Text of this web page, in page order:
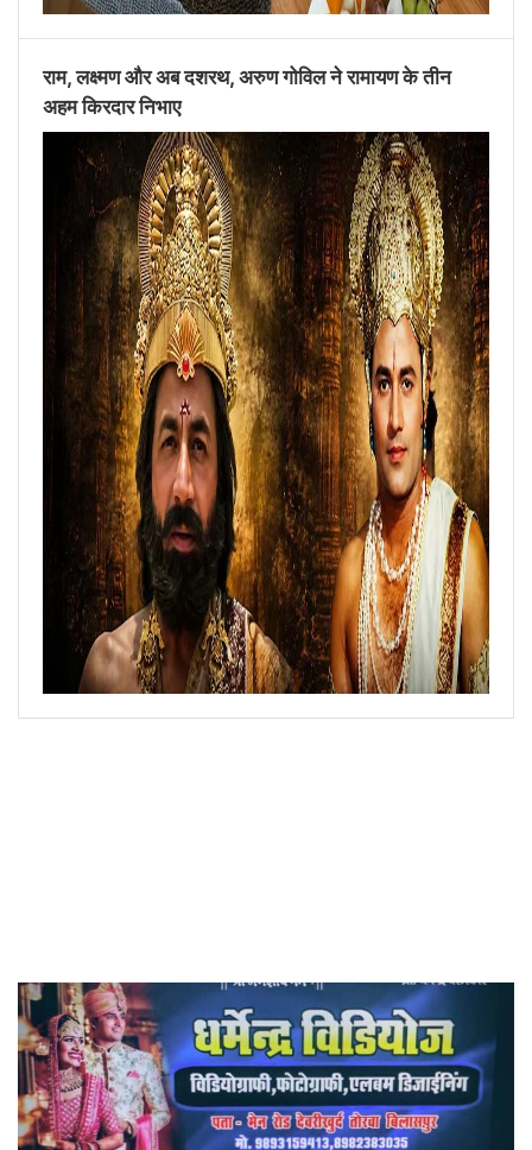
राम, लक्ष्मण और अब दशरथ, अरुण गोविल ने रामायण के तीन
अहम किरदार निभाए